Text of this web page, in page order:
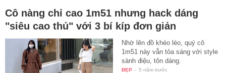
Cô nàng chỉ cao 1m51 nhưng hack dáng
"siêu cao thủ" với 3 bí kíp đơn giản
Nhờ lên đồ khéo léo, quý cô
1m51 này vẫn tỏa sáng với style
sành điệu, tôn dáng.
ĐẸP - 5 năm trước